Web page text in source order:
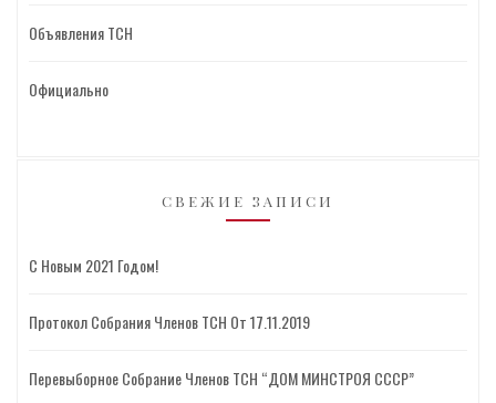
Объявления ТСН
Официально
СВЕЖИЕ ЗАПИСИ
С Новым 2021 Годом!
Протокол Собрания Членов ТСН От 17.11.2019
Перевыборное Собрание Членов ТСН “ДОМ МИНСТРОЯ СССР”